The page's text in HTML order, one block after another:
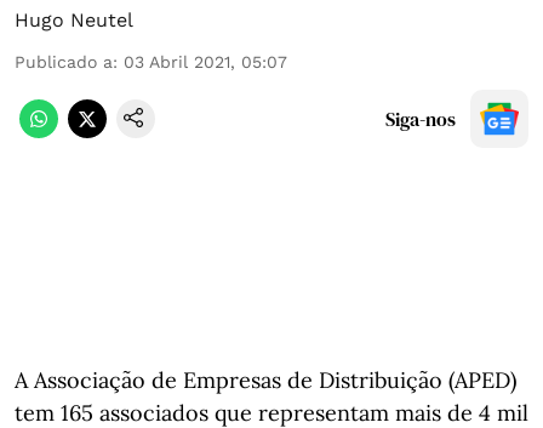
Hugo Neutel
Publicado a: 03 Abril 2021, 05:07
Siga-nos
A Associação de Empresas de Distribuição (APED)
tem 165 associados que representam mais de 4 mil